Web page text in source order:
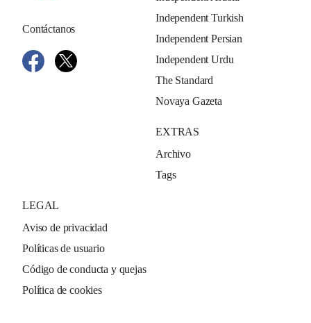
Contáctanos
Independent Turkish
Independent Persian
Independent Urdu
The Standard
Novaya Gazeta
EXTRAS
Archivo
Tags
LEGAL
Aviso de privacidad
Políticas de usuario
Código de conducta y quejas
Política de cookies